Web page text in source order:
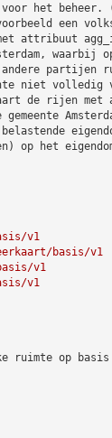
het
een
attribuut
waarbij
partijen
niet
de rijen met
het
v1
basis/v1
v1
v1
ruimte op